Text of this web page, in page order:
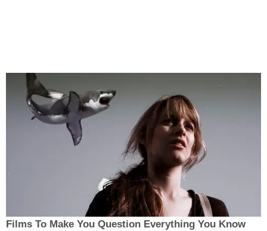
Films To Make You Question Everything You Know